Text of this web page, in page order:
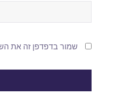
שמור בדפדפן זה את